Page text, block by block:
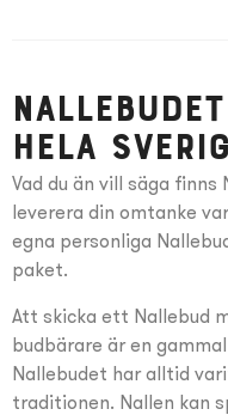
hela
Vad du än vill säga
leverera din omtanke
egna personliga
paket.
Att skicka ett Nallebud
budbärare är en
Nallebudet har alltid
traditionen. Nallen kan